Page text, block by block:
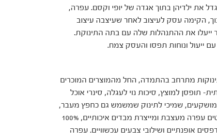
את ילדיהן בתוך אגדה של יופי וקסם. עפרה,
הקימה עסק לעיצוב לאחר שעיצבה עיצוב
ייעלו את ההתנהלות שלה עם בתה התינוקת.
ייעול ונוחות תפסו והעסק צמח.
מתרחב בהתמדה, החל מהמוצרים המוכרים
תופסן למוצץ, סיכות נוי לעגלה, סינרי אוכל
שמיכי לתינוק שמשמש גם כחפץ מעבר,
גם כפריט עיצובי וגם כצעצוע התפתחותי. את הפריטים עפרה מעצבת ומייצרת מבדים איכותיים, 100%
אופנתיים ושילובי צבעים עכשוויים. עפרה